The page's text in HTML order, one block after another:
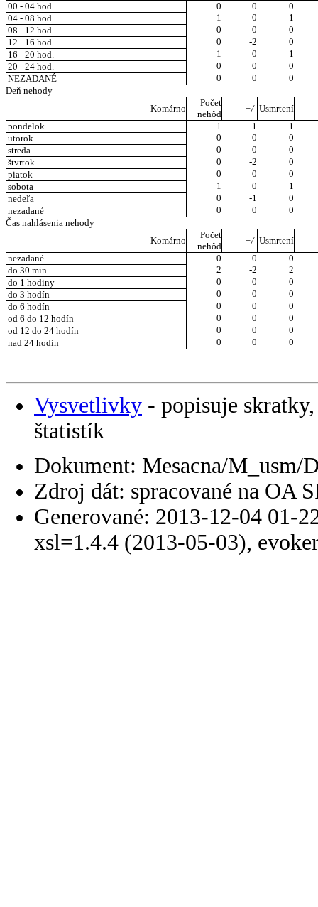
00 - 04 hod.
0 0
0
04 - 08 hod.
1 0
1
08 - 12 hod.
0 0
0
12 - 16 hod.
0 -2
0
16 - 20 hod.
1 0
1
20 - 24 hod.
0 0
0
NEZADANÉ
0 0
0
Deň nehody
Komárno
Počet
nehôd
+/- Usmrtení
pondelok
1 1
1
utorok
0 0
0
streda
0 0
0
štvrtok
0 -2
0
piatok
0 0
0
sobota
1 0
1
nedeľa
0 -1
0
nezadané
0 0
0
Čas nahlásenia nehody
Komárno
Počet
nehôd
+/- Usmrtení
nezadané
0 0
0
do 30 min.
2 -2
2
do 1 hodiny
0 0
0
do 3 hodín
0 0
0
do 6 hodín
0 0
0
od 6 do 12 hodín
0 0
0
od 12 do 24 hodín
0 0
0
nad 24 hodín
0 0 0
Vysvetlivky - popisuje
štatistík
Dokument: Mesacna/M_usm/
Zdroj dát: spracované na OA
Generované: 2013-12-04 01-
xsl=1.4.4 (2013-05-03),